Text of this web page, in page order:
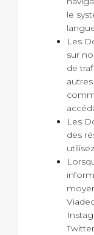
le
Les
sur
de
Les
des